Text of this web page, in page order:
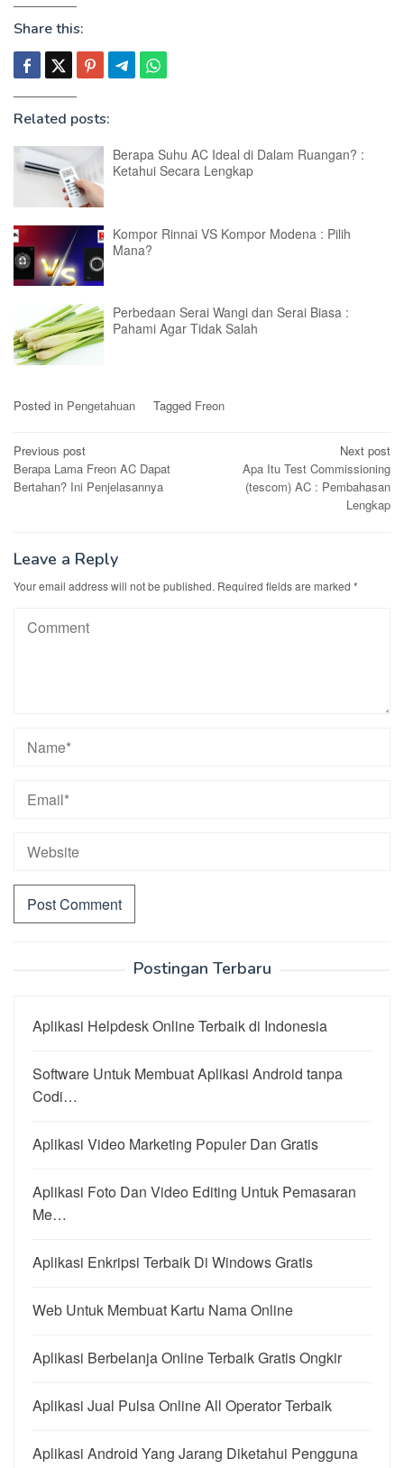
Share this:
Related posts:
Berapa Suhu AC Ideal di Dalam Ruangan? :
Ketahui Secara Lengkap
Kompor Rinnai VS Kompor Modena : Pilih
Mana?
Perbedaan Serai Wangi dan Serai Biasa :
Pahami Agar Tidak Salah
Posted in Pengetahuan Tagged Freon
Post
navigation
Previous post
Berapa Lama Freon AC Dapat
Bertahan? Ini Penjelasannya
Next post
Apa Itu Test Commissioning
(tescom) AC : Pembahasan
Lengkap
Leave a Reply
Your email address will not be published. Required fields are marked *
Postingan Terbaru
Aplikasi Helpdesk Online Terbaik di Indonesia
Software Untuk Membuat Aplikasi Android tanpa
Codi…
Aplikasi Video Marketing Populer Dan Gratis
Aplikasi Foto Dan Video Editing Untuk Pemasaran
Me…
Aplikasi Enkripsi Terbaik Di Windows Gratis
Web Untuk Membuat Kartu Nama Online
Aplikasi Berbelanja Online Terbaik Gratis Ongkir
Aplikasi Jual Pulsa Online All Operator Terbaik
Aplikasi Android Yang Jarang Diketahui Pengguna